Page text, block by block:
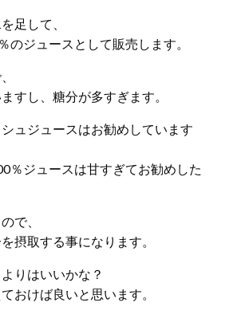
足して、
のジュースとして販売します。
すし、糖分が多すぎます。
ュジュースはお勧めしています
％ジュースは甘すぎてお勧めした
で、
摂取する事になります。
りはいいかな？
おけば良いと思います。